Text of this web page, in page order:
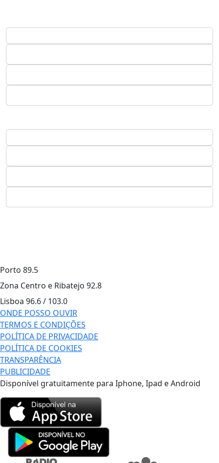
Porto 89.5
Zona Centro e Ribatejo 92.8
Lisboa 96.6 / 103.0
ONDE POSSO OUVIR
TERMOS E CONDIÇÕES
POLÍTICA DE PRIVACIDADE
POLÍTICA DE COOKIES
TRANSPARÊNCIA
PUBLICIDADE
Disponível gratuitamente para Iphone, Ipad e Android